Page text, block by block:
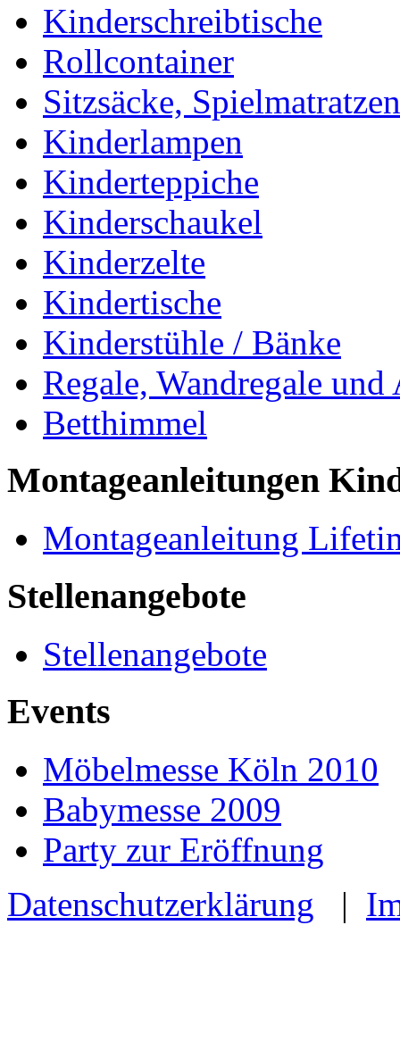
Kinderschreibtische
Rollcontainer
Sitzsäcke,
Kinderlampen
Kinderteppiche
Kinderschaukel
Kinderzelte
Kindertische
Kinderstühle / Bänke
Regale, Wandregale
Betthimmel
Montageanleitungen
Montageanleitung
Stellenangebote
Stellenangebote
Events
Möbelmesse Köln 2010
Babymesse 2009
Party zur Eröffnung
Datenschutzerklärung |